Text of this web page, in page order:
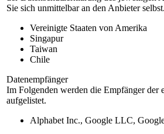
Sie sich unmittelbar an den Anbieter selbst.
Vereinigte Staaten von Amerika
Singapur
Taiwan
Chile
Datenempfänger
Im Folgenden werden die Empfänger der
aufgelistet.
Alphabet Inc., Google LLC,